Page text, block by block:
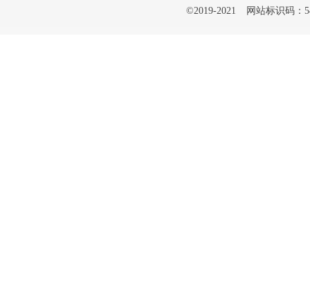
©2019-2021
网站标识码：